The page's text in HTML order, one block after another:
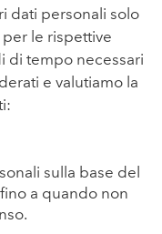
dati personali solo
le rispettive
di tempo necessari
e valutiamo la
sulla base del
a quando non